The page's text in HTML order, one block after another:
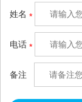
姓名 *
电话 *
备注